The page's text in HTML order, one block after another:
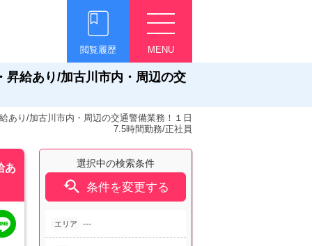
MENU
閲覧履歴
給あり/加古川市内・周辺の交
り/加古川市内・周辺の交通警備業務！１日
7.5時間勤務/正社員
選択中の検索条件
 条件を変更する
エリア ---
あ